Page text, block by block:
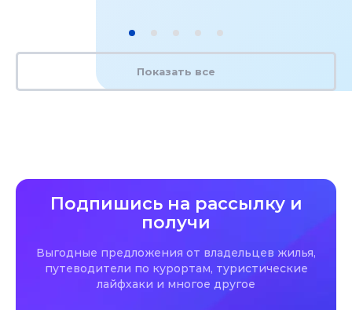
Показать все
Подпишись на рассылку и
получи
Выгодные предложения от владельцев жилья,
путеводители по курортам, туристические
лайфхаки и многое другое